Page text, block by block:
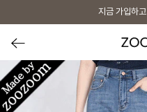
지금 가입하고